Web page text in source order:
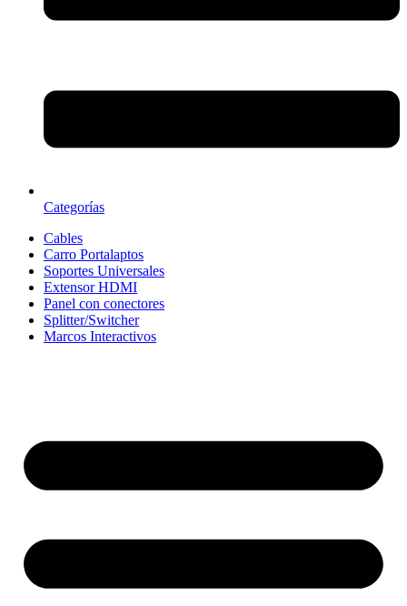
Categorías
Cables
Carro Portalaptos
Soportes Universales
Extensor HDMI
Panel con conectores
Splitter/Switcher
Marcos Interactivos